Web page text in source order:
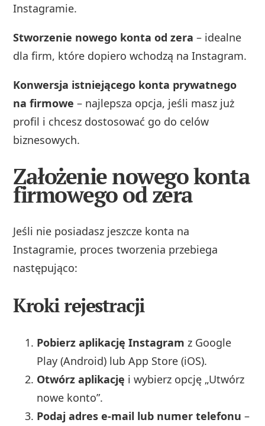
Instagramie.
Stworzenie nowego konta od zera – idealne
dla firm, które dopiero wchodzą na Instagram.
Konwersja istniejącego konta prywatnego
na firmowe – najlepsza opcja, jeśli masz już
profil i chcesz dostosować go do celów
biznesowych.
Założenie nowego konta
firmowego od zera
Jeśli nie posiadasz jeszcze konta na
Instagramie, proces tworzenia przebiega
następująco:
Kroki rejestracji
Pobierz aplikację Instagram z Google
Play (Android) lub App Store (iOS).
Otwórz aplikację i wybierz opcję „Utwórz
nowe konto”.
Podaj adres e-mail lub numer telefonu –